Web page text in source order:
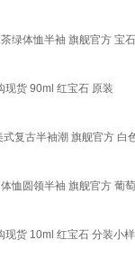
绿体恤半袖 旗舰官方 宝
现货 90ml 红宝石 原装
复古半袖潮 旗舰官方 白
恤圆领半袖 旗舰官方 葡
现货 10ml 红宝石 分装小样